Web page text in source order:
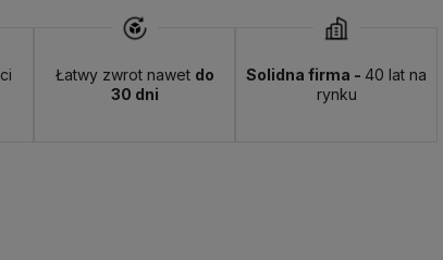
Łatwy zwrot nawet do
30 dni
Solidna firma -40 lat na
rynku